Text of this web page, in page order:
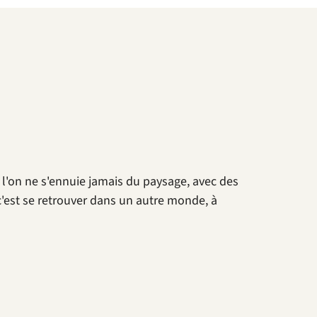
ne s'ennuie jamais du paysage, avec des
se retrouver dans un autre monde, à